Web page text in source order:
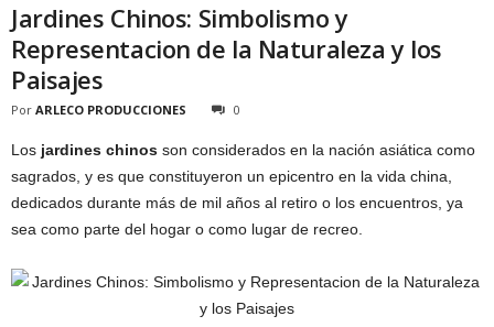
Jardines Chinos: Simbolismo y
Representacion de la Naturaleza y los
Paisajes
Por ARLECO PRODUCCIONES 0
Los jardines chinos son considerados en la nación asiática como
sagrados, y es que constituyeron un epicentro en la vida china,
dedicados durante más de mil años al retiro o los encuentros, ya
sea como parte del hogar o como lugar de recreo.